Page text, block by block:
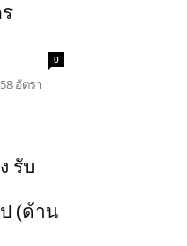
0
อัตรา
รับ
(ด้าน